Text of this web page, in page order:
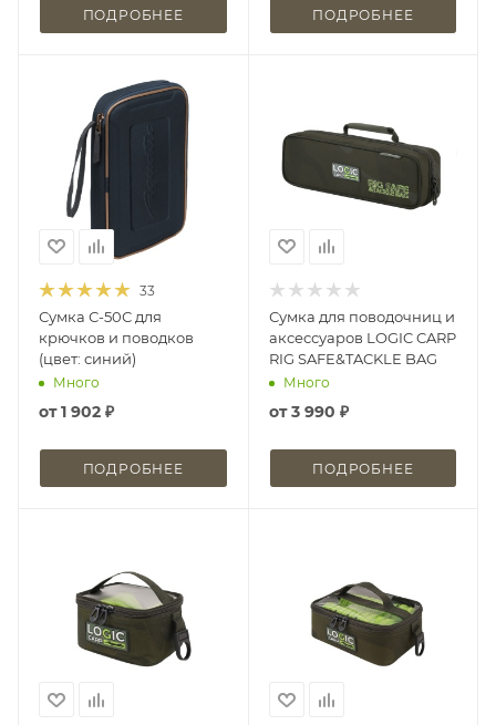
ПОДРОБНЕЕ ПОДРОБНЕЕ
33
Сумка С-50С для
крючков и поводков
(цвет: синий)
Много
от1 902 ₽
ПОДРОБНЕЕ
Сумка для поводочниц и
аксессуаров LOGIC CARP
RIG SAFE&TACKLE BAG
Много
от3 990 ₽
ПОДРОБНЕЕ